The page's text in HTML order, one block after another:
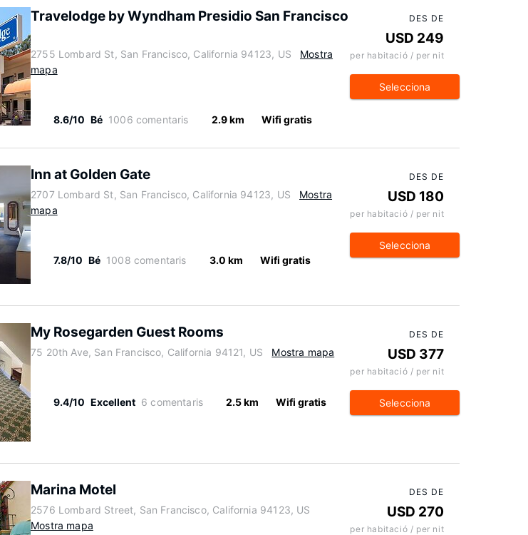
Travelodge by Wyndham Presidio San Francisco
2755 Lombard St, San Francisco, California 94123, US
Mostra
mapa
8.6/10 Bé 1006 comentaris 2.9 km Wifi gratis
DES DE
USD 249
per habitació / per nit
Selecciona
Inn at Golden Gate
2707 Lombard St, San Francisco, California 94123, US
Mostra
mapa
7.8/10 Bé 1008 comentaris 3.0 km Wifi gratis
DES DE
USD 180
per habitació / per nit
Selecciona
My Rosegarden Guest Rooms
75 20th Ave, San Francisco, California 94121, US Mostra mapa
9.4/10 Excellent 6 comentaris 2.5 km Wifi gratis
DES DE
USD 377
per habitació / per nit
Selecciona
Marina Motel
2576 Lombard Street, San Francisco, California 94123, US
Mostra mapa
DES DE
USD 270
per habitació / per nit